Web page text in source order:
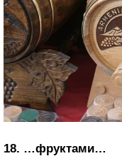
18. …фруктами…